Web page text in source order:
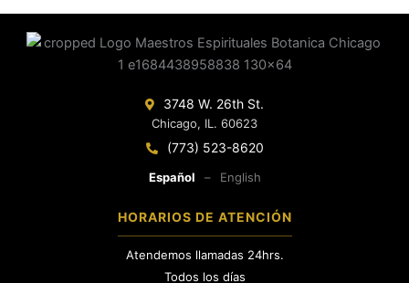
3748 W. 26th St.
Chicago, IL. 60623
(773) 523-8620
Español – English
HORARIOS DE ATENCIÓN
Atendemos llamadas 24hrs.
Todos los días